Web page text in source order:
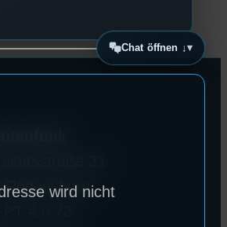
Regensburg
Chat öffnen ↓
wird nicht